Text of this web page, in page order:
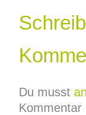
Du musst
Kommentar